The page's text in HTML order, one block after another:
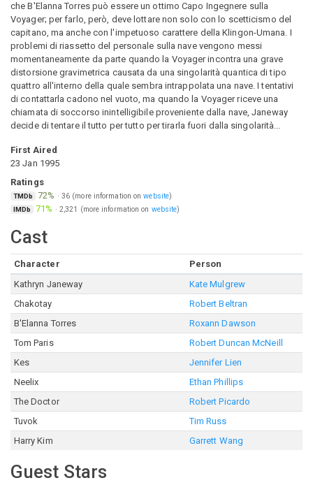
che B'Elanna Torres può essere un ottimo Capo Ingegnere sulla
Voyager; per farlo, però, deve lottare non solo con lo scetticismo del
capitano, ma anche con l'impetuoso carattere della Klingon-Umana. I
problemi di riassetto del personale sulla nave vengono messi
momentaneamente da parte quando la Voyager incontra una grave
distorsione gravimetrica causata da una singolarità quantica di tipo
quattro all'interno della quale sembra intrappolata una nave. I tentativi
di contattarla cadono nel vuoto, ma quando la Voyager riceve una
chiamata di soccorso inintelligibile proveniente dalla nave, Janeway
decide di tentare il tutto per tutto per tirarla fuori dalla singolarità...
First Aired
23 Jan 1995
Ratings
TMDb 72% · 36 (more information onwebsite)
IMDb 71% · 2,321 (more information on website)
Cast
Character
Person
Kathryn Janeway
Kate Mulgrew
Chakotay
Robert Beltran
B'Elanna Torres
Roxann Dawson
Tom Paris
Robert Duncan McNeill
Kes
Jennifer Lien
Neelix
Ethan Phillips
The Doctor
Robert Picardo
Tuvok
Tim Russ
Harry Kim
Garrett Wang
Guest Stars